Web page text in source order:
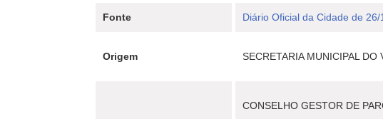
Fonte Diário Oficial da Cidade de
Origem SECRETARIA MUNICIPAL
CONSELHO GESTOR DE